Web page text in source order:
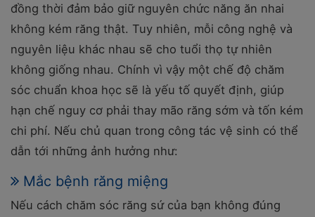
đồng thời đảm bảo giữ nguyên chức năng ăn nhai
không kém răng thật. Tuy nhiên, mỗi công nghệ và
nguyên liệu khác nhau sẽ cho tuổi thọ tự nhiên
không giống nhau. Chính vì vậy một chế độ chăm
sóc chuẩn khoa học sẽ là yếu tố quyết định, giúp
hạn chế nguy cơ phải thay mão răng sớm và tốn kém
chi phí. Nếu chủ quan trong công tác vệ sinh có thể
dẫn tới những ảnh hưởng như:
Mắc bệnh răng miệng
Nếu cách chăm sóc răng sứ của bạn không đúng